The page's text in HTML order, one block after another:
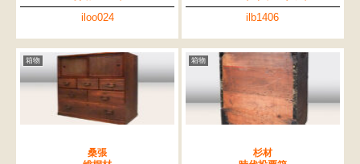
iloo024 ilb1406
箱物
桑張
箱物
杉材